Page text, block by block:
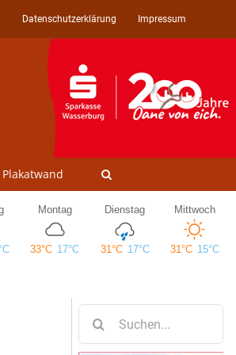
Datenschutzerklärung Impressum
Plakatwand
nach: